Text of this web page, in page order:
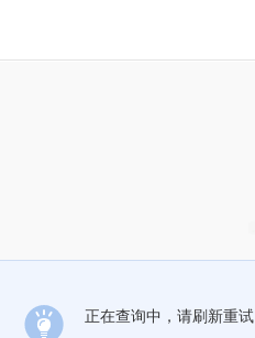
正在查询中，请刷新重试